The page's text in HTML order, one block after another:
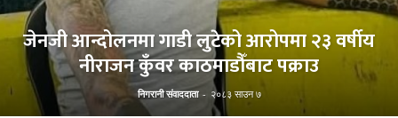
जेनजी आन्दोलनमा गाडी लुटेको आरोपमा २३ वर्षीय
नीराजन कुँवर काठमाडौँबाट पक्राउ
निगरानी संवाददाता - २०८३ साउन ७